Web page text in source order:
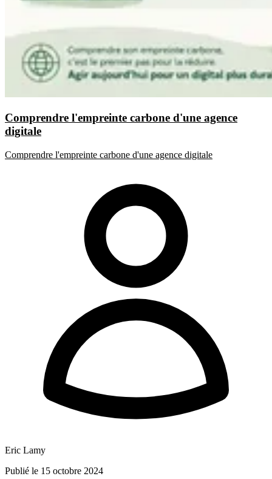
Comprendre l'empreinte carbone d'une agence
digitale
Comprendre l'empreinte carbone d'une agence digitale
Eric Lamy
Publié le 15 octobre 2024